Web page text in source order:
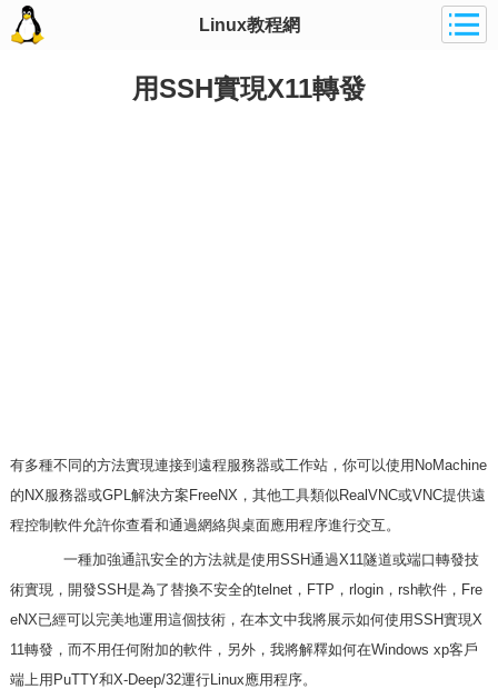
Linux教程網
用SSH實現X11轉發
有多種不同的方法實現連接到遠程服務器或工作站，你可以使用NoMachine
的NX服務器或GPL解決方案FreeNX，其他工具類似RealVNC或VNC提供遠
程控制軟件允許你查看和通過網絡與桌面應用程序進行交互。
一種加強通訊安全的方法就是使用SSH通過X11隧道或端口轉發技
術實現，開發SSH是為了替換不安全的telnet，FTP，rlogin，rsh軟件，Fre
eNX已經可以完美地運用這個技術，在本文中我將展示如何使用SSH實現X
11轉發，而不用任何附加的軟件，另外，我將解釋如何在Windows xp客戶
端上用PuTTY和X-Deep/32運行Linux應用程序。